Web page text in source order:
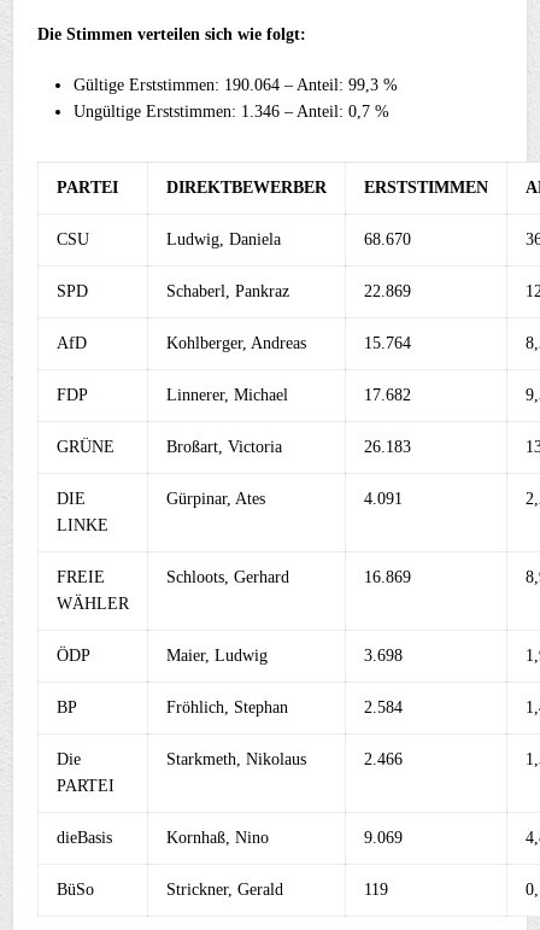
Die Stimmen verteilen sich wie folgt:
Gültige Erststimmen: 190.064 – Anteil: 99,3 %
Ungültige Erststimmen: 1.346 – Anteil: 0,7 %
PARTEI DIREKTBEWERBER ERSTSTIMMEN
CSU Ludwig, Daniela 68.670
SPD Schaberl, Pankraz 22.869
AfD Kohlberger, Andreas 15.764
FDP Linnerer, Michael 17.682
GRÜNE Broßart, Victoria 26.183
DIE
LINKE
Gürpinar, Ates 4.091
FREIE
WÄHLER
Schloots, Gerhard 16.869
ÖDP Maier, Ludwig 3.698
BP Fröhlich, Stephan 2.584
Die
PARTEI
Starkmeth, Nikolaus 2.466
dieBasis Kornhaß, Nino 9.069
BüSo Strickner, Gerald 119